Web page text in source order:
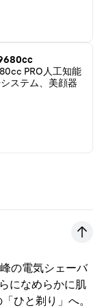
PRO人工知能
ステム、美顔器
の電気シェーバ
になめらかに肌
ひと剃り」へ。